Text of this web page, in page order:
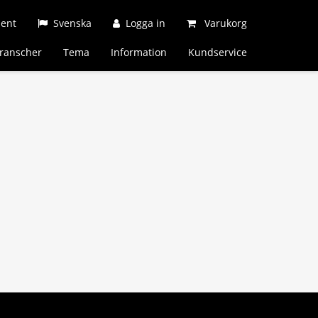
Svenska Logga in Varukorg
Tema Information Kundservice